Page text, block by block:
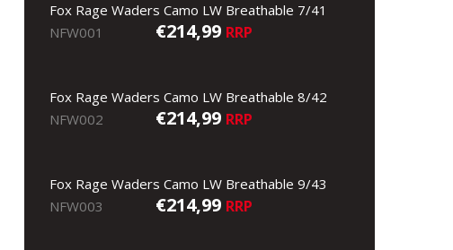
Fox Rage Waders Camo LW Breathable 7/41
NFW001
€214,99 RRP
Fox Rage Waders Camo LW Breathable 8/42
NFW002
€214,99 RRP
Fox Rage Waders Camo LW Breathable 9/43
NFW003
€214,99 RRP